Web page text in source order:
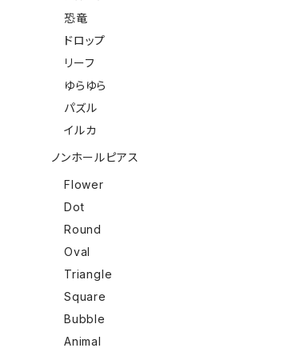
恐竜
ドロップ
リーフ
ゆらゆら
パズル
イルカ
ノンホールピアス
Flower
Dot
Round
Oval
Triangle
Square
Bubble
Animal